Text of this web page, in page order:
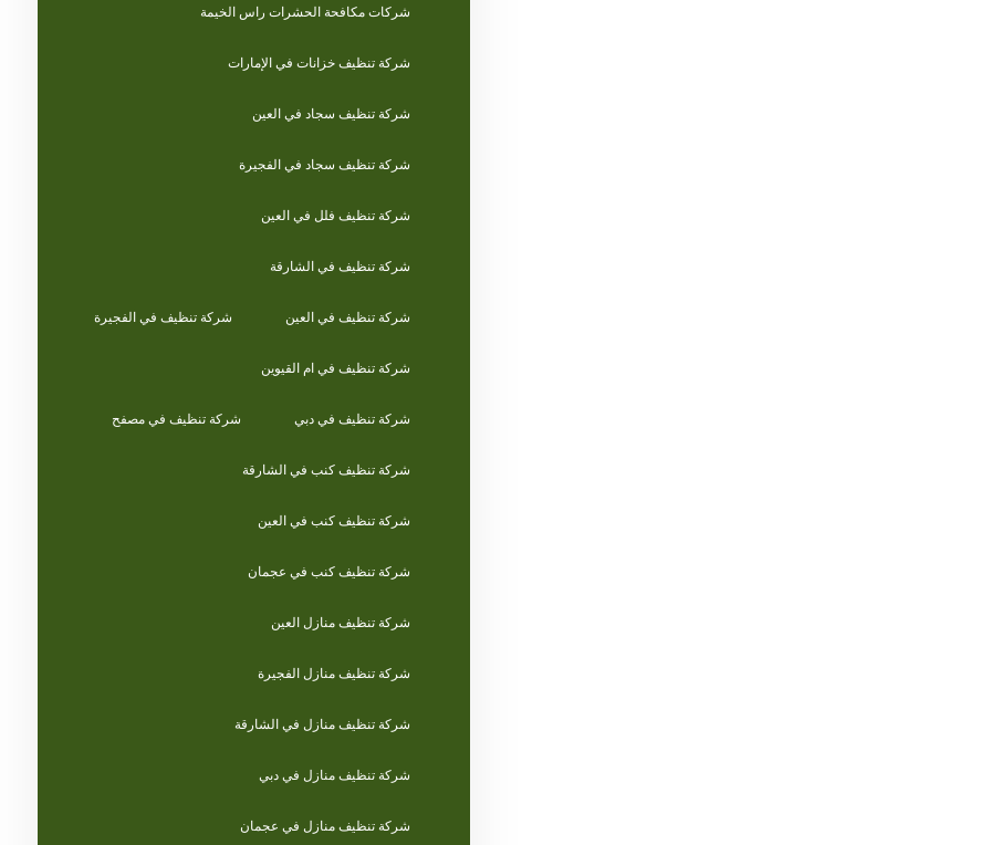
شركات مكافحة الحشرات راس الخيمة
شركة تنظيف خزانات في الإمارات
شركة تنظيف سجاد في العين
شركة تنظيف سجاد في الفجيرة
شركة تنظيف فلل في العين
شركة تنظيف في الشارقة
شركة تنظيف في العين شركة تنظيف في الفجيرة
شركة تنظيف في ام القيوين
شركة تنظيف في دبي شركة تنظيف في مصفح
شركة تنظيف كنب في الشارقة
شركة تنظيف كنب في العين
شركة تنظيف كنب في عجمان
شركة تنظيف منازل العين
شركة تنظيف منازل الفجيرة
شركة تنظيف منازل في الشارقة
شركة تنظيف منازل في دبي
شركة تنظيف منازل في عجمان